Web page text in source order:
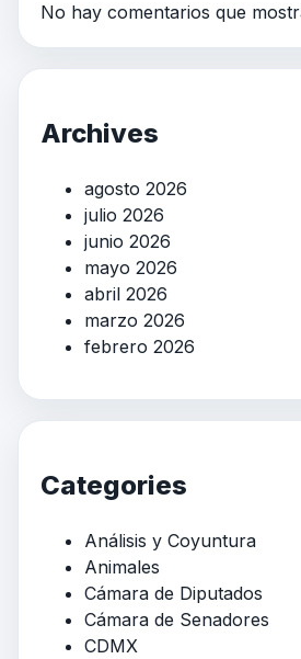
No hay comentarios que
Archives
agosto 2026
julio 2026
junio 2026
mayo 2026
abril 2026
marzo 2026
febrero 2026
Categories
Análisis y Coyuntura
Animales
Cámara de Diputados
Cámara de Senadores
CDMX